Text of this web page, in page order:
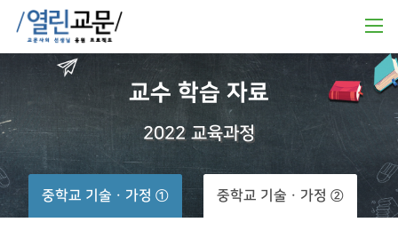
교수 학습 자료
2022 교육과정
중학교 기술ㆍ가정 ① 중학교 기술ㆍ가정 ②